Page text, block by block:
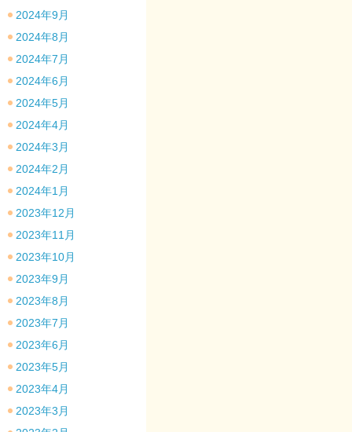
2024年9月
2024年8月
2024年7月
2024年6月
2024年5月
2024年4月
2024年3月
2024年2月
2024年1月
2023年12月
2023年11月
2023年10月
2023年9月
2023年8月
2023年7月
2023年6月
2023年5月
2023年4月
2023年3月